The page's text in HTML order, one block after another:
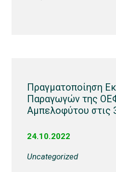
Πραγματοποίηση
Παραγωγών της
Αμπελοφύτου στις
24.10.2022
Uncategorized